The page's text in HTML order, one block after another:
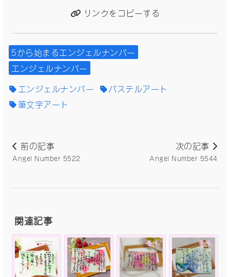
リンクをコピーする
5から始まるエンジェルナンバー
エンジェルナンバー
エンジェルナンバー
パステルアート
筆文字アート
前の記事
Angel Number 5522
次の記事
Angel Number 5544
関連記事